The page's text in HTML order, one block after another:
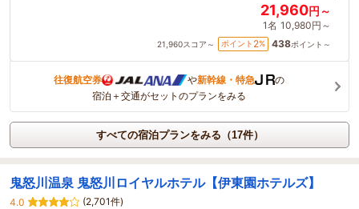
21,960円～
1名 10,980円～
21,960スコア～ ポイント 2% 438ポイント～
往復航空券 や新幹線・特急
の
宿泊＋交通がセットのプランをみる
すべての宿泊プランをみる（17件）
鬼怒川温泉 鬼怒川ロイヤルホテル【伊東園ホテルズ】
4.0
(2,701件)